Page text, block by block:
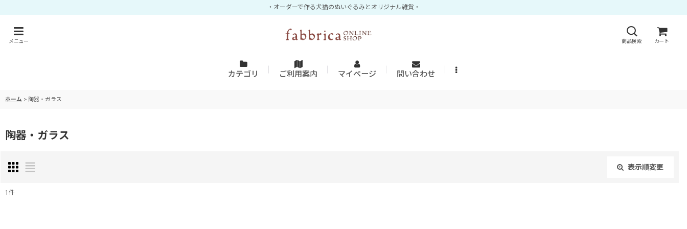
・オーダーで作る犬猫のぬいぐるみとオリジナル雑貨・
メニュー 商品検索 カート
カテゴリ ご利用案内 マイページ 問い合わせ
ホーム > 陶器・ガラス
陶器・ガラス
表示順変更
1 件